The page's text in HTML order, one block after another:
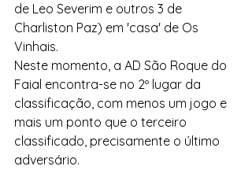
de Leo Severim e outros 3 de
Charliston Paz) em 'casa' de Os
Vinhais.
Neste momento, a AD São Roque do
Faial encontra-se no 2º lugar da
classificação, com menos um jogo e
mais um ponto que o terceiro
classificado, precisamente o último
adversário.